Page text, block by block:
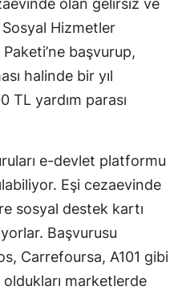
olan gelirsiz ve
Sosyal Hizmetler
Paketi’ne başvurup,
halinde bir yıl
TL yardım parası
e-devlet platformu
Eşi cezaevinde
sosyal destek kartı
Başvurusu
Carrefoursa, A101 gibi
marketlerde